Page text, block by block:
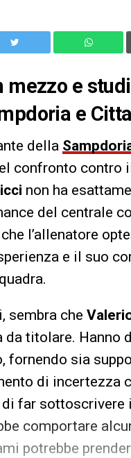
e
e
della
confronto contro
non ha
del centrale
l’allenatore
e il suo
sembra che
titolare. Hanno
fornendo sia
di incertezza
far sottoscrivere
comportare
potrebbe